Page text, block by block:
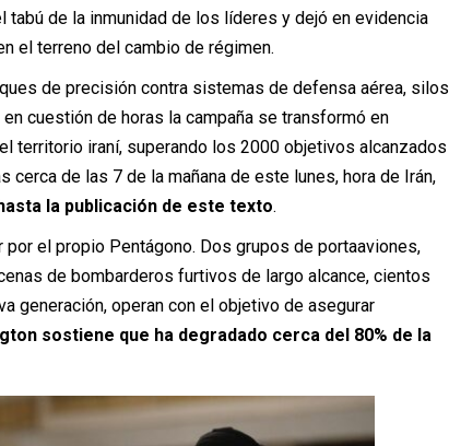
tabú de la inmunidad de los líderes y dejó en evidencia
el terreno del cambio de régimen.
de precisión contra sistemas de defensa aérea, silos
cuestión de horas la campaña se transformó en
territorio iraní, superando los 2000 objetivos alcanzados
de las 7 de la mañana de este lunes, hora de Irán,
la publicación de este texto.
el propio Pentágono. Dos grupos de portaaviones,
de bombarderos furtivos de largo alcance, cientos
generación, operan con el objetivo de asegurar
sostiene que ha degradado cerca del 80% de la